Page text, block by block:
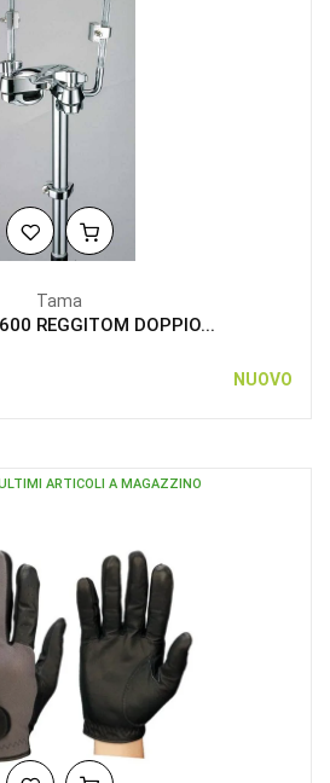
Tama
REGGITOM DOPPIO...
NUOVO
ARTICOLI A MAGAZZINO